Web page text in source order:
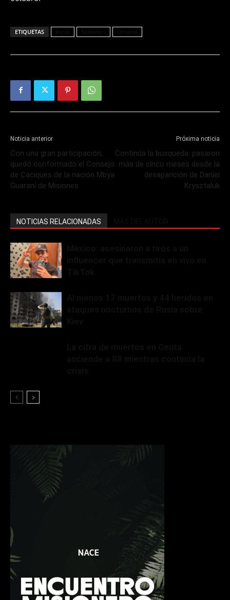
ETIQUETAS
Noticia anterior
Con una gran participación,
quedó conformado el Consejo
de Caciques de la nación Mbya
Guaraní de Misiones
Próxima noticia
Continúa la busqueda: pasaron
más de cinco meses desde la
desaparición de Daniel
Krysztaluk
NOTICIAS RELACIONADAS